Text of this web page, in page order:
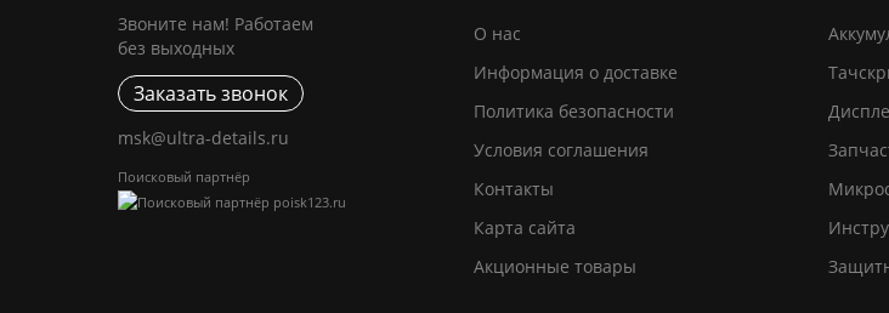
Звоните нам! Работаем
без выходных
Заказать звонок
msk@ultra-details.ru
Поисковый партнёр
О нас
Информация о доставке
Политика безопасности
Условия соглашения
Контакты
Карта сайта
Акционные товары